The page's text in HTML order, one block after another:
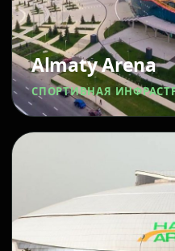
Almaty Arena
СПОРТИВНАЯ